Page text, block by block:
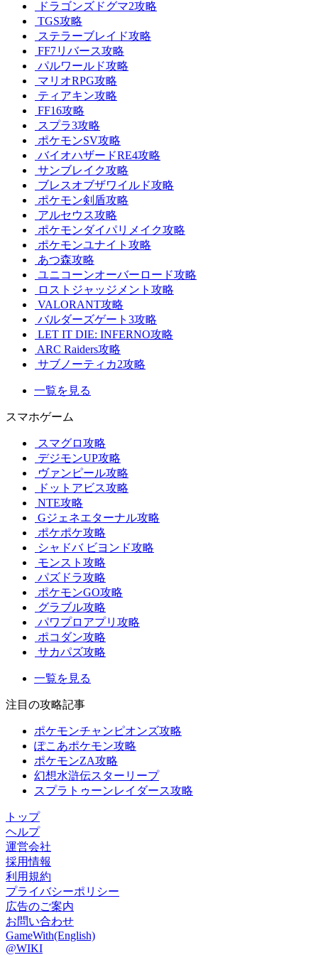
ドラゴンズドグマ2攻略
TGS攻略
ステラーブレイド攻略
FF7リバース攻略
パルワールド攻略
マリオRPG攻略
ティアキン攻略
FF16攻略
スプラ3攻略
ポケモンSV攻略
バイオハザードRE4攻略
サンブレイク攻略
ブレスオブザワイルド攻略
ポケモン剣盾攻略
アルセウス攻略
ポケモンダイパリメイク攻略
ポケモンユナイト攻略
あつ森攻略
ユニコーンオーバーロード攻略
ロストジャッジメント攻略
VALORANT攻略
バルダーズゲート3攻略
LET IT DIE: INFERNO攻略
ARC Raiders攻略
サブノーティカ2攻略
一覧を見る
スマホゲーム
スマグロ攻略
デジモンUP攻略
ヴァンピール攻略
ドットアビス攻略
NTE攻略
Gジェネエターナル攻略
ポケポケ攻略
シャドバ ビヨンド攻略
モンスト攻略
パズドラ攻略
ポケモンGO攻略
グラブル攻略
パワプロアプリ攻略
ポコダン攻略
サカパズ攻略
一覧を見る
注目の攻略記事
ポケモンチャンピオンズ攻略
ぽこあポケモン攻略
ポケモンZA攻略
幻想水滸伝スターリープ
スプラトゥーンレイダース攻略
トップ
ヘルプ
運営会社
採用情報
利用規約
プライバシーポリシー
広告のご案内
お問い合わせ
GameWith(English)
@WIKI